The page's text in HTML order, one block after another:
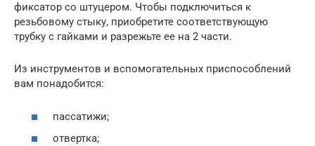
фиксатор со штуцером. Чтобы подключиться к
резьбовому стыку, приобретите соответствующую
трубку с гайками и разрежьте ее на 2 части.
Из инструментов и вспомогательных приспособлений
вам понадобится:
пассатижи;
отвертка;